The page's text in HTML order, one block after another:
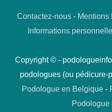
Contactez-nous- Mentions
Informations
Copyright © -
podologues (ou
Podologue en Belgique -
Podologue